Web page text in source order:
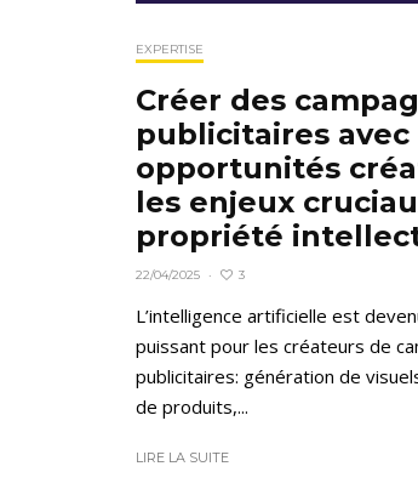
EXPERTISE
Créer des
publicitaires avec
opportunités
les enjeux
propriété
22/04/2025 · 3
L’intelligence artificielle est
puissant pour les créateurs de
publicitaires: génération de
de produits,...
LIRE LA SUITE